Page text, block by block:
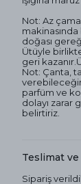
Not: Az
doğası
Ütüyle
geri
Not: Çanta,
parfüm ve
dolayı zarar
belirtiriz.
Teslimat ve
Sipariş